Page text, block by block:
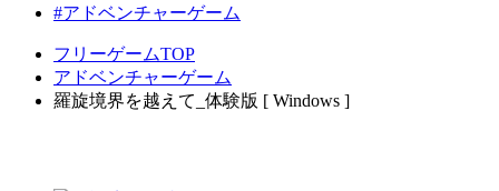
#アドベンチャーゲーム
フリーゲームTOP
アドベンチャーゲーム
羅旋境界を越えて_体験版 [ Windows ]